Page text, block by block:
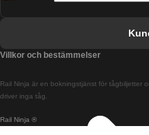
Tåg från
Rail Ninja ®
Rail Ninja är en bokningstjänst för tågbiljetter
driver inga tåg.
Villkor och bestämmelser